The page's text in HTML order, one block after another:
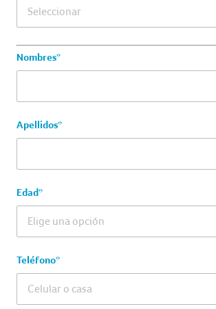
Nombres*
Apellidos*
Edad*
Teléfono*